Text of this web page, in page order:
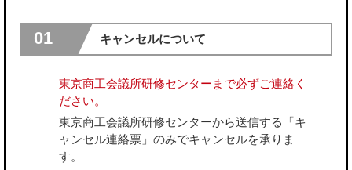
01 キャンセルについて
東京商工会議所研修センターまで必ずご連絡く
ださい。
東京商工会議所研修センターから送信する「キ
ャンセル連絡票」のみでキャンセルを承りま
す。